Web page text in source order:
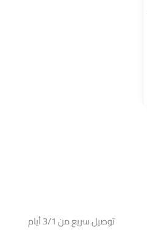
توصيل سريع من 3/1 أيام